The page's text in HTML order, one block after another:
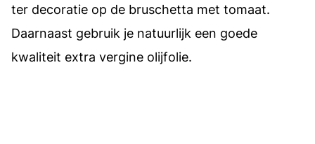
ter decoratie op de bruschetta met tomaat.
Daarnaast gebruik je natuurlijk een goede
kwaliteit extra vergine olijfolie.